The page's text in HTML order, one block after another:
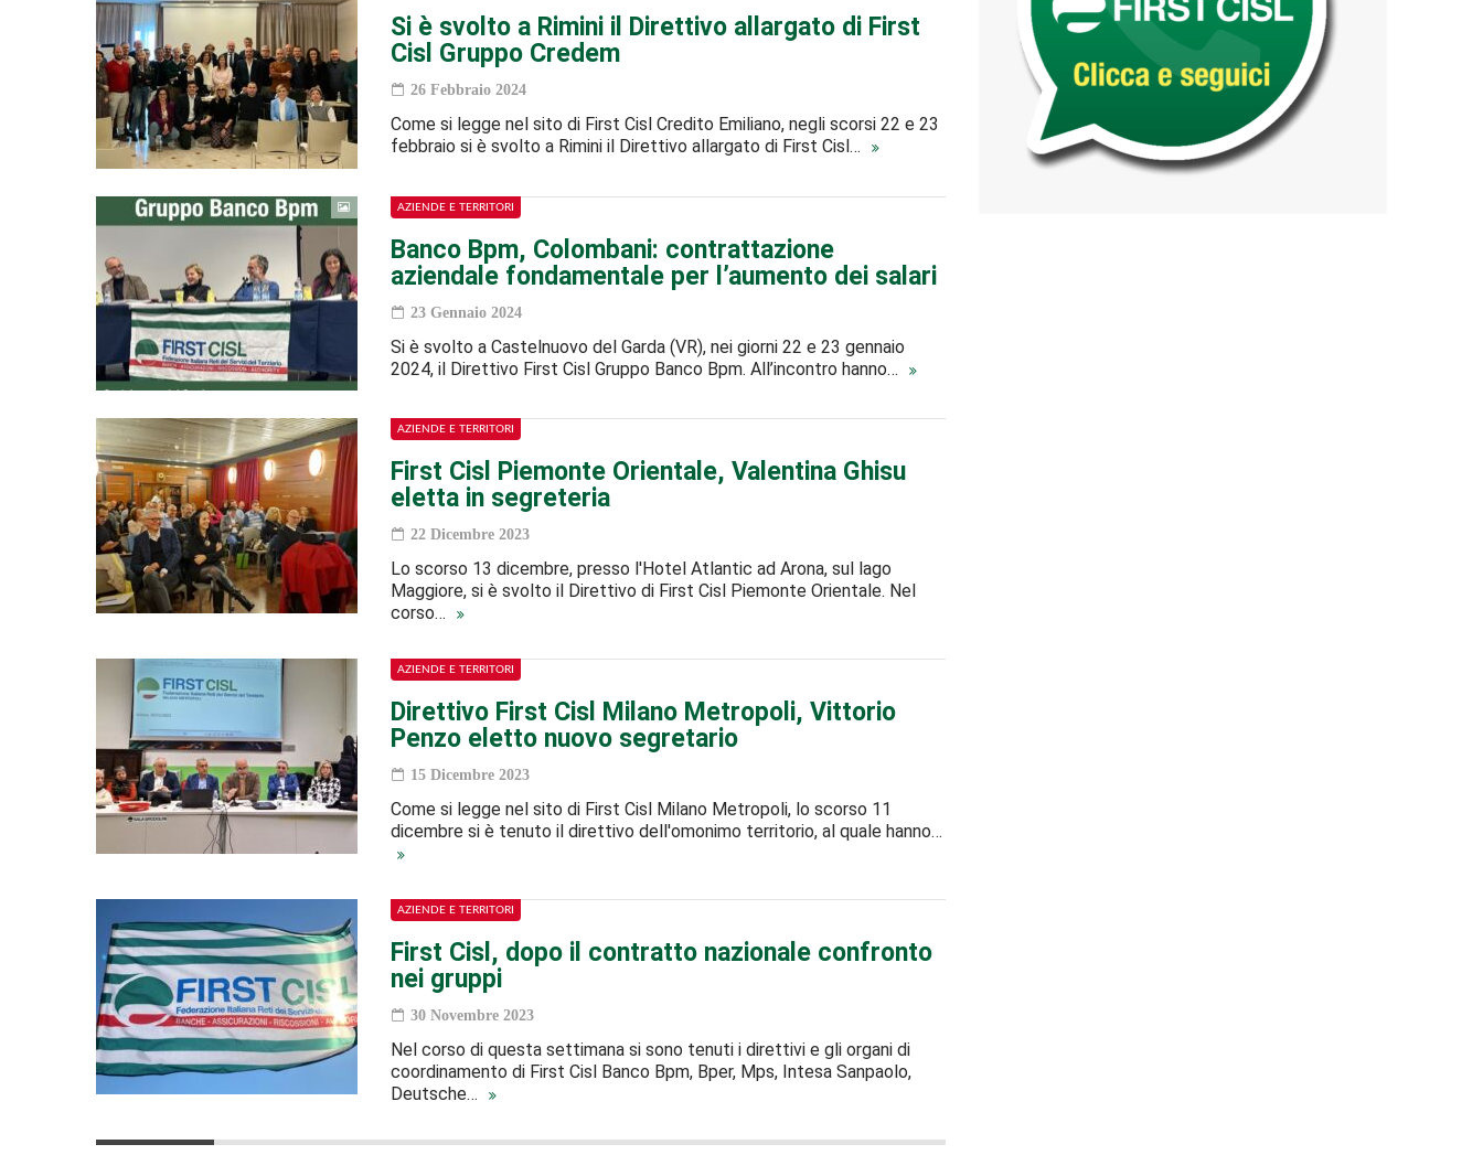
Si è svolto a Rimini il Direttivo allargato di First
Cisl Gruppo Credem
26 Febbraio 2024
Come si legge nel sito di First Cisl Credito Emiliano, negli scorsi 22 e 23
febbraio si è svolto a Rimini il Direttivo allargato di First Cisl…
AZIENDE E TERRITORI
Banco Bpm, Colombani: contrattazione
aziendale fondamentale per l’aumento dei salari
23 Gennaio 2024
Si è svolto a Castelnuovo del Garda (VR), nei giorni 22 e 23 gennaio
2024, il Direttivo First Cisl Gruppo Banco Bpm. All’incontro hanno…
AZIENDE E TERRITORI
First Cisl Piemonte Orientale, Valentina Ghisu
eletta in segreteria
22 Dicembre 2023
Lo scorso 13 dicembre, presso l'Hotel Atlantic ad Arona, sul lago
Maggiore, si è svolto il Direttivo di First Cisl Piemonte Orientale. Nel
corso…
AZIENDE E TERRITORI
Direttivo First Cisl Milano Metropoli, Vittorio
Penzo eletto nuovo segretario
15 Dicembre 2023
Come si legge nel sito di First Cisl Milano Metropoli, lo scorso 11
dicembre si è tenuto il direttivo dell'omonimo territorio, al quale hanno…
AZIENDE E TERRITORI
First Cisl, dopo il contratto nazionale confronto
nei gruppi
30 Novembre 2023
Nel corso di questa settimana si sono tenuti i direttivi e gli organi di
coordinamento di First Cisl Banco Bpm, Bper, Mps, Intesa Sanpaolo,
Deutsche…